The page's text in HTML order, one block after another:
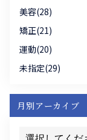
美容(28)
矯正(21)
運動(20)
未指定(29)
月別アーカイブ